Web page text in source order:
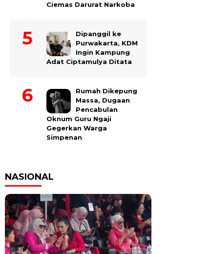
Ciemas Darurat Narkoba
Dipanggil ke
Purwakarta, KDM
Ingin Kampung
Adat Ciptamulya Ditata
Rumah Dikepung
Massa, Dugaan
Pencabulan
Oknum Guru Ngaji
Gegerkan Warga
Simpenan
NASIONAL